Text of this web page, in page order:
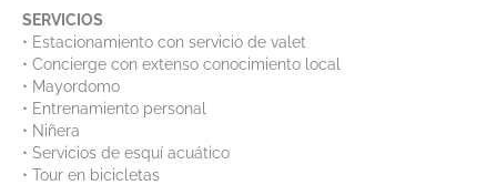
SERVICIOS
• Estacionamiento con servicio de valet
• Concierge con extenso conocimiento local
• Mayordomo
• Entrenamiento personal
• Niñera
• Servicios de esquí acuático
• Tour en bicicletas